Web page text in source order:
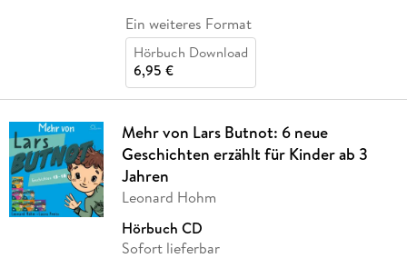
Ein weiteres Format
Hörbuch Download
6,95 €
Mehr von Lars Butnot: 6 neue
Geschichten erzählt für Kinder ab 3
Jahren
Leonard Hohm
Hörbuch CD
Sofort lieferbar